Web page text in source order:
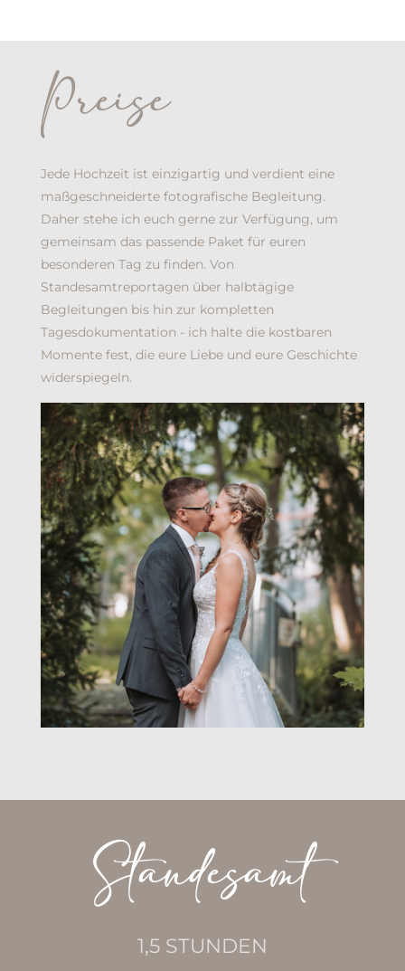
Preise
Jede Hochzeit ist einzigartig und verdient eine
maßgeschneiderte fotografische Begleitung.
Daher stehe ich euch gerne zur Verfügung, um
gemeinsam das passende Paket für euren
besonderen Tag zu finden. Von
Standesamtreportagen über halbtägige
Begleitungen bis hin zur kompletten
Tagesdokumentation - ich halte die kostbaren
Momente fest, die eure Liebe und eure Geschichte
widerspiegeln.
Standesamt
1,5 STUNDEN